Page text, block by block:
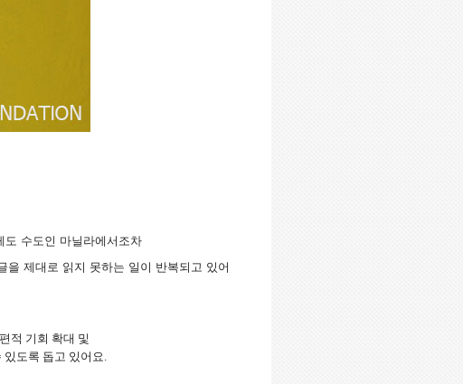
도 수도인 마닐라에서조차
을 제대로 읽지 못하는 일이 반복되고 있어
적 기회 확대 및
도록 돕고 있어요